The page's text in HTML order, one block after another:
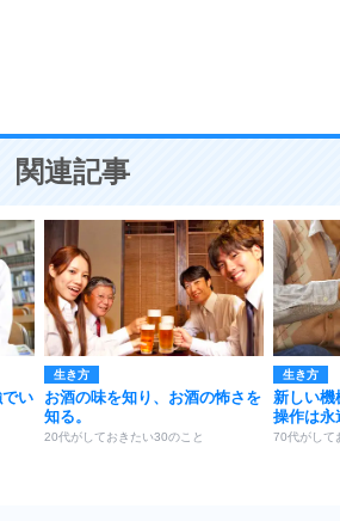
が大切。
関連記事
い
生き方
お酒の味を知り、お酒の怖さを
知る。
20代がしておきたい30のこと
生き方
新しい機
操作は永
70代がして